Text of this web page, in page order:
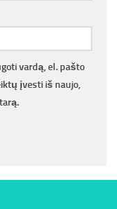
vardą, el. pašto
įvesti iš naujo,